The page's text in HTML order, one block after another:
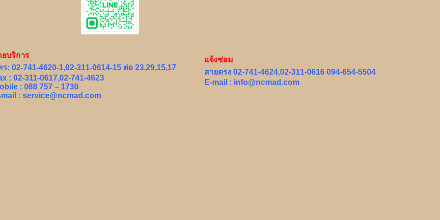
ยบริการ
ร: 02-741-4620-1,02-311-0614-15 ต่อ 23,29,15,17
: 02-311-0617,02-741-4623
: 088 757 – 1730
: service@ncmad.com
แจ้งซ่อม
สายตรง 02-741-4624,02-311-0616 094-654-5504
E-mail : info@ncmad.com